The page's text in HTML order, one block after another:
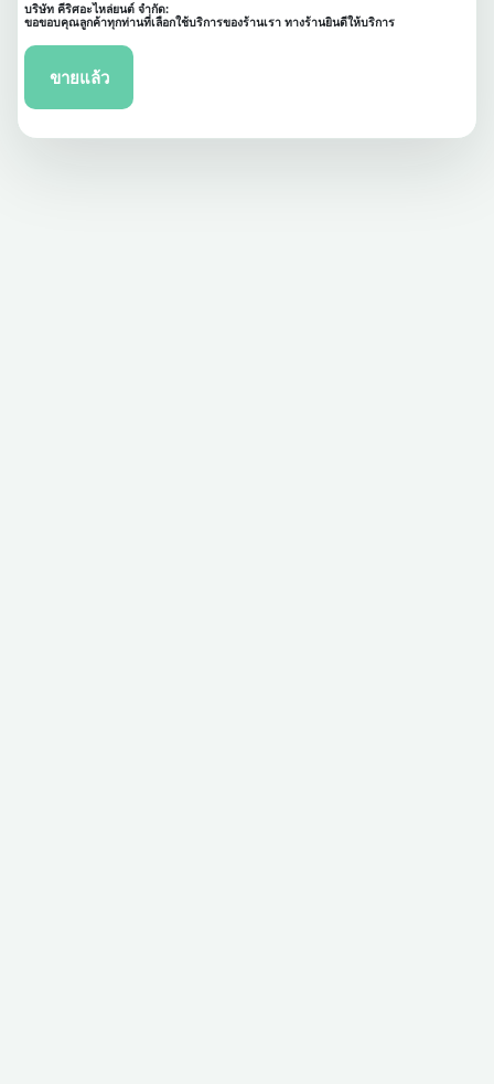
บริษัท คีริศอะไหล่ยนต์ จำกัด:
ขอขอบคุณลูกค้าทุกท่านที่เลือกใช้บริการของร้านเรา ทางร้านยินดีให้บริการ
ขายแล้ว